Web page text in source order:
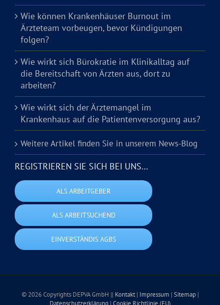
Wie können Krankenhäuser Burnout im
Ärzteteam vorbeugen, bevor Kündigungen
folgen?
Wie wirkt sich Bürokratie im Klinikalltag auf
die Bereitschaft von Ärzten aus, dort zu
arbeiten?
Wie wirkt sich der Ärztemangel im
Krankenhaus auf die Patientenversorgung aus?
Weitere Artikel finden Sie in unserem News-Blog
REGISTRIEREN SIE SICH BEI UNS…
ALS ARBEITGEBER
ALS ARBEITSUCHEND
EINVERSTÄNDIS AGBS
© 2026 Copyrights DEPVA GmbH || Kontakt| Impressum | Sitemap |
Datenschutzerklärung | Cookie Richtlinie (EU)